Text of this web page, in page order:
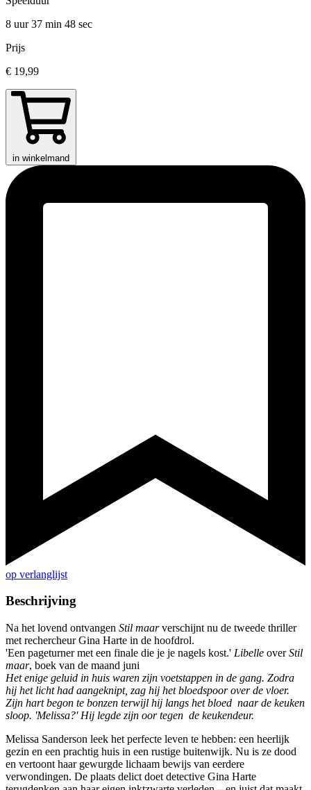
8 uur 37 min 48 sec
Prijs
€ 19,99
in winkelmand
op verlanglijst
Beschrijving
Na het lovend ontvangen Stil maarverschijnt nu de tweede thriller
met rechercheur Gina Harte in de hoofdrol.
'Een pageturner met een finale die je je nagels kost.' Libelle overStil
maar, boek van de maand juni
Het enige geluid in huis waren zijn voetstappen in de gang. Zodra
hij het licht had aangeknipt, zag hij het bloedspoor over de vloer.
Zijn hart begon te bonzen terwijl hij langs het bloed naar de keuken
sloop. 'Melissa?' Hij legde zijn oor tegen de keukendeur.
Melissa Sanderson leek het perfecte leven te hebben: een heerlijk
gezin en een prachtig huis in een rustige buitenwijk. Nu is ze dood
en vertoont haar gewurgde lichaam bewijs van eerdere
verwondingen. De plaats delict doet detective Gina Harte